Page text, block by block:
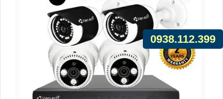
0938.112.399